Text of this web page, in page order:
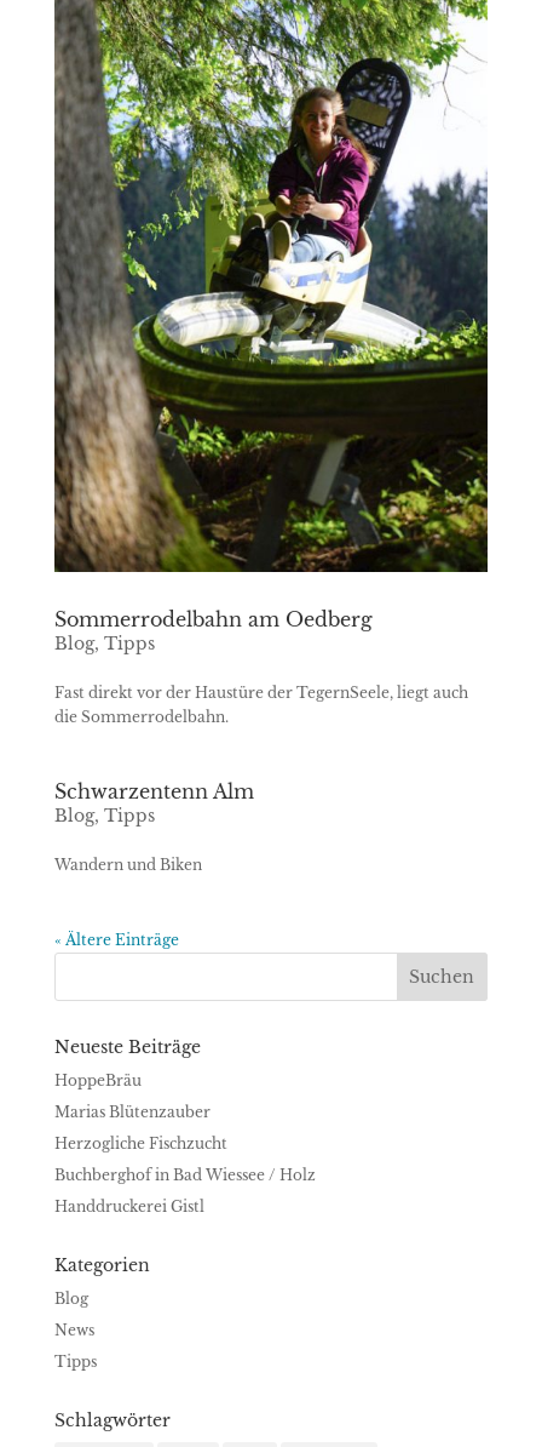
Sommerrodelbahn am Oedberg
Blog, Tipps
Fast direkt vor der Haustüre der TegernSeele, liegt auch
die Sommerrodelbahn.
Schwarzentenn Alm
Blog, Tipps
Wandern und Biken
« Ältere Einträge
Neueste Beiträge
HoppeBräu
Marias Blütenzauber
Herzogliche Fischzucht
Buchberghof in Bad Wiessee / Holz
Handdruckerei Gistl
Kategorien
Blog
News
Tipps
Schlagwörter